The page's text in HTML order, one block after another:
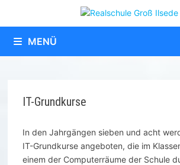
MENÜ
IT-Grundkurse
In den Jahrgängen sieben und acht
IT-Grundkurse angeboten, die im
einem der Computerräume der Schule